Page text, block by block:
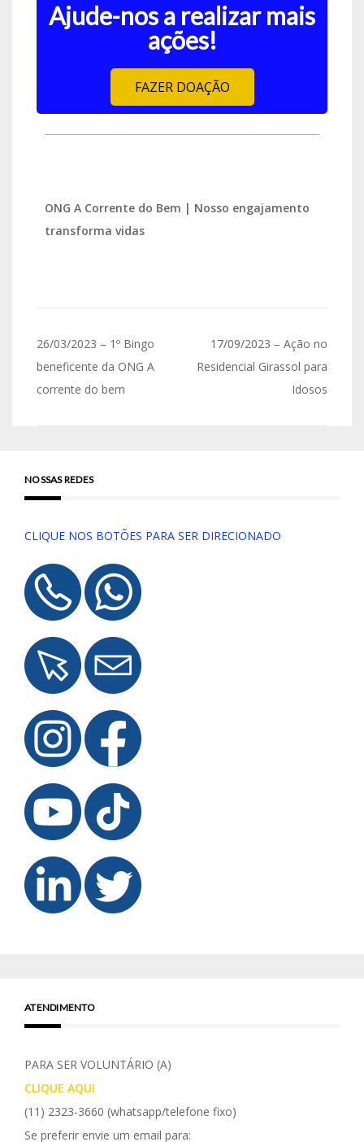
Ajude-nos a realizar mais
ações!
FAZER DOAÇÃO
ONG A Corrente do Bem | Nosso engajamento
transforma vidas
26/03/2023 – 1º Bingo
beneficente da ONG A
corrente do bem
17/09/2023 – Ação no
Residencial Girassol para
Idosos
NOSSAS REDES
CLIQUE NOS BOTÕES PARA SER DIRECIONADO
ATENDIMENTO
PARA SER VOLUNTÁRIO (A)
CLIQUE AQUI
(11) 2323-3660 (whatsapp/telefone fixo)
Se preferir envie um email para: